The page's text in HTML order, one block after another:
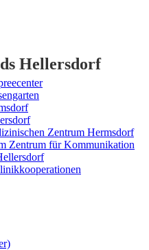
Zentrum Hermsdorf
Zentrum für Kommunikation
Hellersdorf